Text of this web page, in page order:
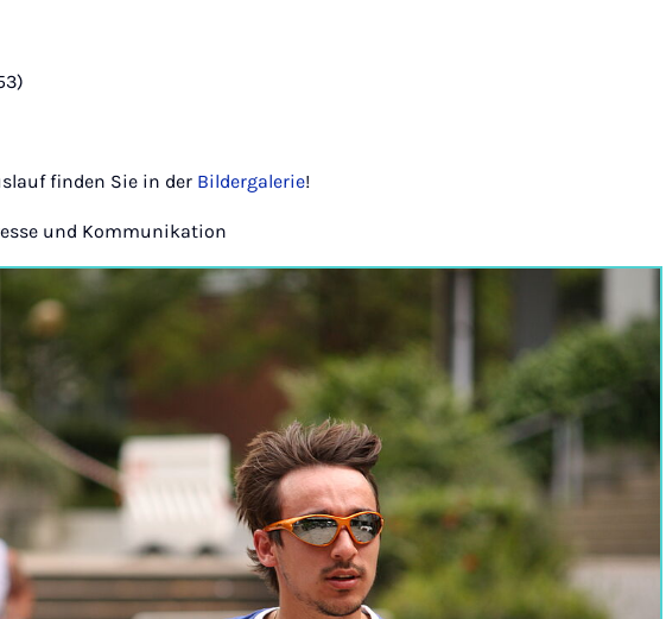
finden Sie in der Bildergalerie!
und Kommunikation